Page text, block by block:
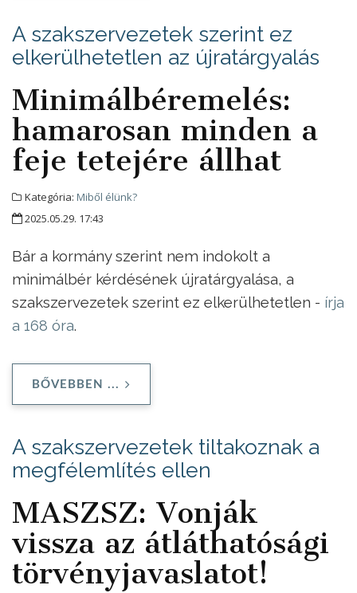
A szakszervezetek szerint ez
elkerülhetetlen az újratárgyalás
Minimálbéremelés:
hamarosan minden a
feje tetejére állhat
Kategória: Miből élünk?
2025.05.29. 17:43
Bár a kormány szerint nem indokolt a
minimálbér kérdésének újratárgyalása, a
szakszervezetek szerint ez elkerülhetetlen - írja
a 168 óra.
BŐVEBBEN ...
A szakszervezetek tiltakoznak a
megfélemlítés ellen
MASZSZ: Vonják
vissza az átláthatósági
törvényjavaslatot!